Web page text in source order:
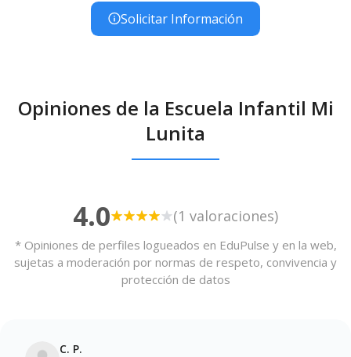
Solicitar Información
Opiniones de la Escuela Infantil Mi
Lunita
4.0 (1 valoraciones)
* Opiniones de perfiles logueados en EduPulse y en la web,
sujetas a moderación por normas de respeto, convivencia y
protección de datos
C. P.